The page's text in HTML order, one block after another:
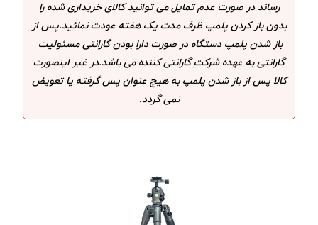
رساند در صورت عدم تمایل می توانید کالای خریداری شده را
بدون باز کردن پلمپ ظرف مدت یک هفته عودت نمائید.پس از
باز شدن پلمپ دستگاه در صورت دارا بودن گارانتی مسئولیت
گارانتی به عهده شرکت گارانتی کننده می باشد.در غیر اینصورت
کالا پس از باز شدن پلمپ به هیچ عنوان پس گرفته یا تعویض
نمی گردد.